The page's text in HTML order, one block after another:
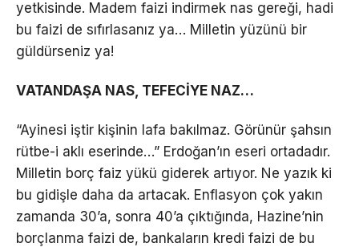
yetkisinde. Madem faizi indirmek nas gereği, hadi
bu faizi de sıfırlasanız ya… Milletin yüzünü bir
güldürseniz ya!
VATANDAŞA NAS, TEFECİYE NAZ…
“Ayinesi iştir kişinin lafa bakılmaz. Görünür şahsın
rütbe-i aklı eserinde…” Erdoğan’ın eseri ortadadır.
Milletin borç faiz yükü giderek artıyor. Ne yazık ki
bu gidişle daha da artacak. Enflasyon çok yakın
zamanda 30’a, sonra 40’a çıktığında, Hazine’nin
borçlanma faizi de, bankaların kredi faizi de bu